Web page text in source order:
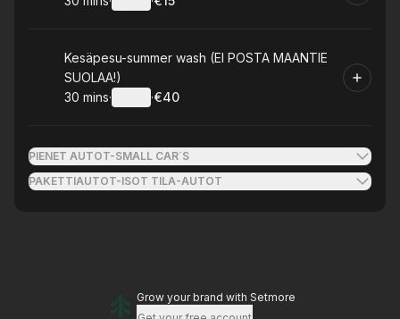
.Duration: .Price
Book
Kesäpesu-summer wash (EI POSTA MAANTIE
SUOLAA!)
.Duration:
30 mins· ·
.Price
€40
PIENET AUTOT-SMALL CAR´S
PAKETTIAUTOT-ISOT TILA-AUTOT
Grow your brand with Setmore